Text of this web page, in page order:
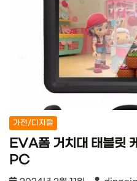
가전/디지털
EVA폼 거치대 태블릿
PC